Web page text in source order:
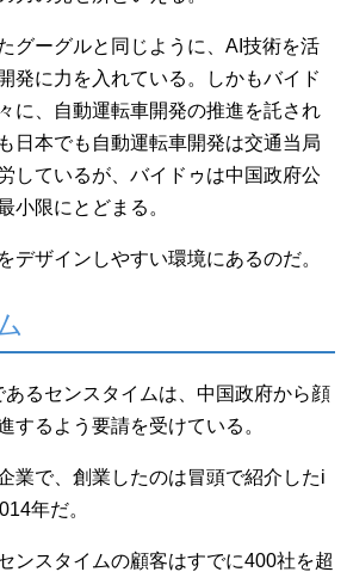
グーグルと同じように、AI技術を活
発に力を入れている。しかもバイド
に、自動運転車開発の推進を託され
日本でも自動運転車開発は交通当局
しているが、バイドゥは中国政府公
小限にとどまる。
デザインしやすい環境にあるのだ。
るセンスタイムは、中国政府から顔
するよう要請を受けている。
業で、創業したのは冒頭で紹介したi
年だ。
ンスタイムの顧客はすでに400社を超